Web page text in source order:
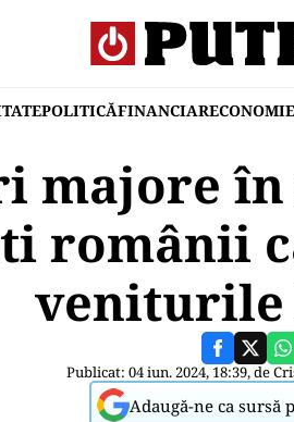
POLITICĂFINANCIARECONOMIE
majore
românii
veniturile
Publicat: 04 iun. 2024, 18:39, de
Adaugă-ne ca sursă